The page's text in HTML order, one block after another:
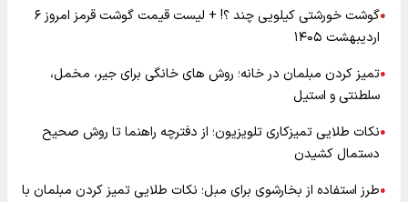
●
گوشت خورشتی کیلویی چند ؟! + لیست قیمت گوشت قرمز امروز ۶
اردیبهشت ۱۴۰۵
●تمیز کردن مبلمان در خانه؛ روش های خانگی برای جیر، مخمل،
سلطنتی و استیل
●نکات طلایی تمیزکاری تلویزیون؛ از دفترچه راهنما تا روش صحیح
دستمال کشیدن
●طرز استفاده از بخارشوی برای مبل؛ نکات طلایی تمیز کردن مبلمان با